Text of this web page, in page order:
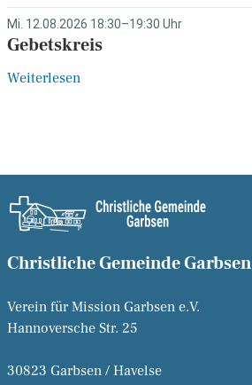
Mi. 12.08.2026 18:30–19:30 Uhr
Gebetskreis
Weiterlesen
Christliche Gemeinde Garbsen
Verein für Mission Garbsen e.V.
Hannoversche Str. 25
30823 Garbsen / Havelse